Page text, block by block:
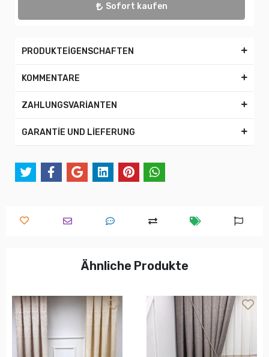
Sofort kaufen
PRODUKTEİGENSCHAFTEN
KOMMENTARE
ZAHLUNGSVARİANTEN
GARANTİE UND LİEFERUNG
Ähnliche Produkte